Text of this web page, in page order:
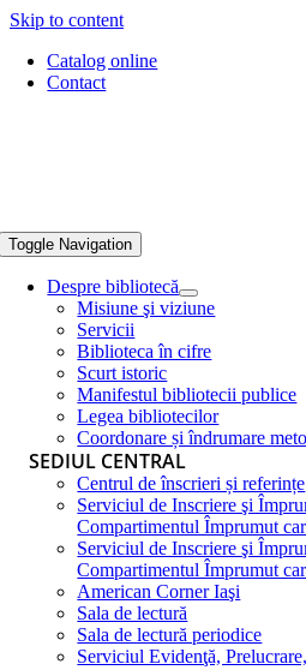
Skip to content
Catalog online
Contact
Toggle Navigation
Despre bibliotecă
Misiune şi viziune
Servicii
Biblioteca în cifre
Scurt istoric
Manifestul bibliotecii publice
Legea bibliotecilor
Coordonare și îndrumare
SEDIUL CENTRAL
Centrul de înscrieri și referințe
Serviciul de Inscriere şi
Compartimentul Împrumut
Serviciul de Inscriere şi
Compartimentul Împrumut
American Corner Iaşi
Sala de lectură
Sala de lectură periodice
Serviciul Evidenţă,